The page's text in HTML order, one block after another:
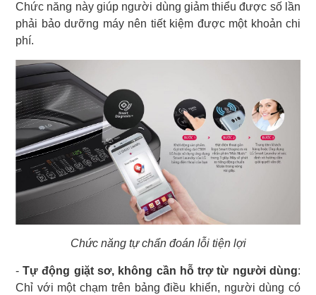
Chức năng này giúp người dùng giảm thiểu được số lần
phải bảo dưỡng máy nên tiết kiệm được một khoản chi
phí.
Chức năng tự chẩn đoán lỗi tiện lợi
- Tự động giặt sơ, không cần hỗ trợ từ người dùng:
Chỉ với một chạm trên bảng điều khiển, người dùng có